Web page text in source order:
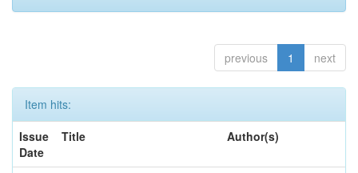
previous 1 next
Item hits:
Issue
Date
Title Author(s)